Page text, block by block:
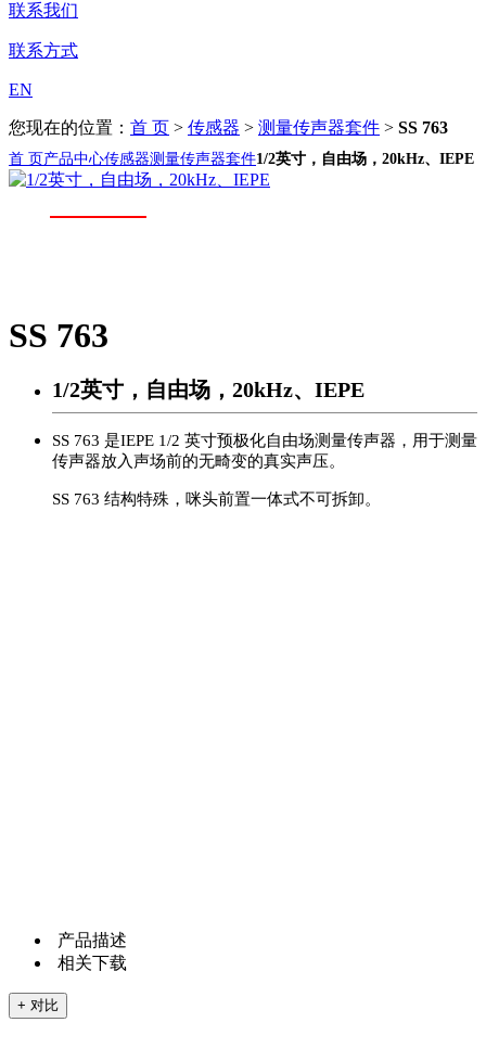
联系我们
联系方式
EN
您现在的位置： 首 页 > 传感器 > 测量传声器套件 > SS 763
首 页产品中心传感器测量传声器套件1/2英寸，自由场，20kHz、IEPE
SS 763
1/2英寸，自由场，20kHz、IEPE
SS 763 是IEPE 1/2 英寸预极化自由场测量传声器，用于测量
传声器放入声场前的无畸变的真实声压。
SS 763 结构特殊，咪头前置一体式不可拆卸。
产品描述
相关下载
+ 对比